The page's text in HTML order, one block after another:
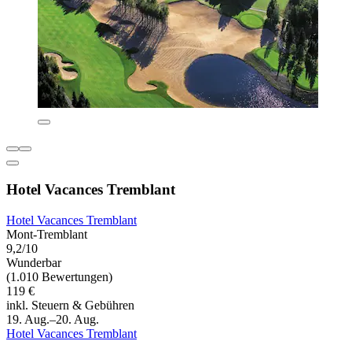
Hotel Vacances Tremblant
Hotel Vacances Tremblant
Mont-Tremblant
9,2/10
Wunderbar
(1.010 Bewertungen)
119 €
inkl. Steuern & Gebühren
19. Aug.–20. Aug.
Hotel Vacances Tremblant